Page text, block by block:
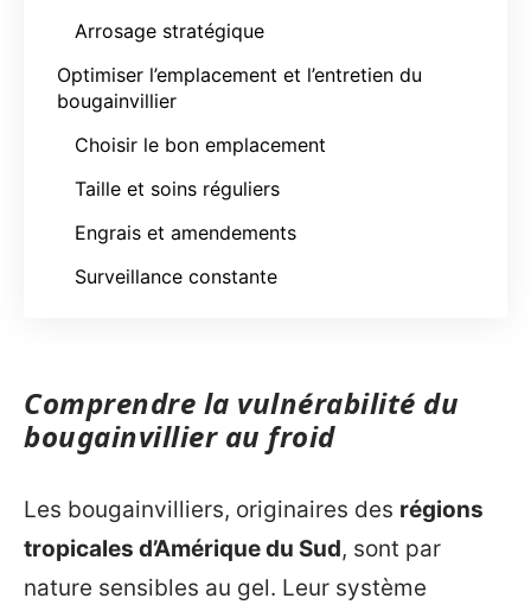
Arrosage stratégique
Optimiser l’emplacement et l’entretien du
bougainvillier
Choisir le bon emplacement
Taille et soins réguliers
Engrais et amendements
Surveillance constante
Comprendre la vulnérabilité du
bougainvillier au froid
Les bougainvilliers, originaires des régions
tropicales d’Amérique du Sud, sont par
nature sensibles au gel. Leur système